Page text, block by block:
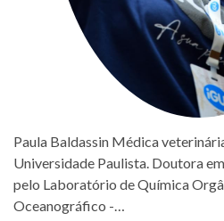
Paula Baldassin Médica
Universidade Paulista. Doutora
pelo Laboratório de Química
Oceanográfico -…